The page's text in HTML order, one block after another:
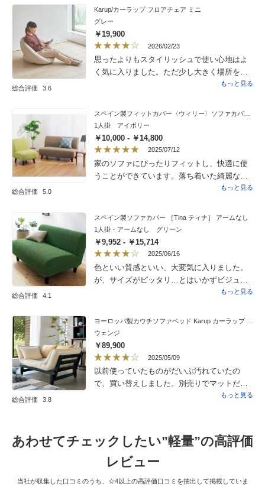
す。座っても寝ても使えるのは、とても便利
で使いやすいと思います。クッションのベッ
ドマットも、違和感なく見れるなかなか良く
考えられた形状だと思います。総体的に見る
と、価格がもう少し安ければよかったなとは
思いますが、アイデアの詰まった商品でもあ
り、購入してよかったと思います。おすすめ
感もあり買ってよかったですソファーの座面
が汚れて買い替えを検討してたのですがその
必要もなくなりそうです
総合評価 3.6
Karup/カーラップ フロアチェア ミニ
グレー
￥19,900
2026/02/23
思ったよりもスタイリッシュで使い心地はよ
く気に入りました。ただ少し大きく場所を取
もっと見る
総合評価 5.0
スペイン製フィットカバー〈ウィリー〉ソファカバー アームなし
1人掛 アイボリー
￥10,000 - ￥14,800
2025/07/12
家のソファにぴったりフィットし、快適に使
うことができています。落ち着いた綺麗な色
もっと見る
総合評価 4.1
スペイン製ソファカバー ［Tina ティナ］ アームなし
1人掛・アームなし グリーン
￥9,952 - ￥15,714
2025/06/16
色といい質感といい、大変気に入りました。
が、サイズがピッタリ…とはいかずビジュア
ル面でマイナス▲また、どうがんばっても座
ず浮いてしまったので、そこもマイナス▲で
すが、このようなおしゃれなカバーに出会え
たのはとてもよかったです。次回は春夏用で
また購入したいな〜と思いました！
もっと見る
総合評価 3.8
ウェンジ
￥89,900
2025/05/09
以前使っていたものがだいぶ汚れていたの
で、買い替えしました。別売りでマットだけ
を売っていれば、そのほうが良かったのです
もっと見る
あわせてチェックしたい”軽量”の高評価
レビュー
当社が収集した口コミのうち、☆4以上の高評価口コミを抽出して掲載していま